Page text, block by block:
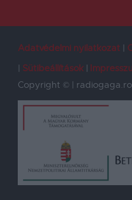
Adatvédelmi nyilatkozat
Sütibeállítások
Copyright © |